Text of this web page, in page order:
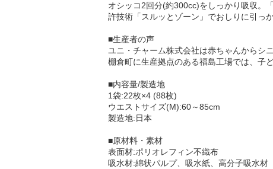
オシッコ2回分(約300cc)をしっかり吸収。
許技術「スルッとゾーン」でおしりに引っ
■生産者の声
ユニ・チャーム株式会社は赤ちゃんからシ
棚倉町に生産拠点のある福島工場では、子
■内容量/製造地
1袋:22枚×4 (88枚)
ウエストサイズ(M):60～85cm
製造地:日本
■原材料・素材
表面材:ポリオレフィン不織布
吸水材:綿状パルプ、吸水紙、高分子吸水材